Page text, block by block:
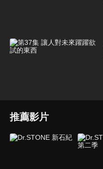
推薦影片